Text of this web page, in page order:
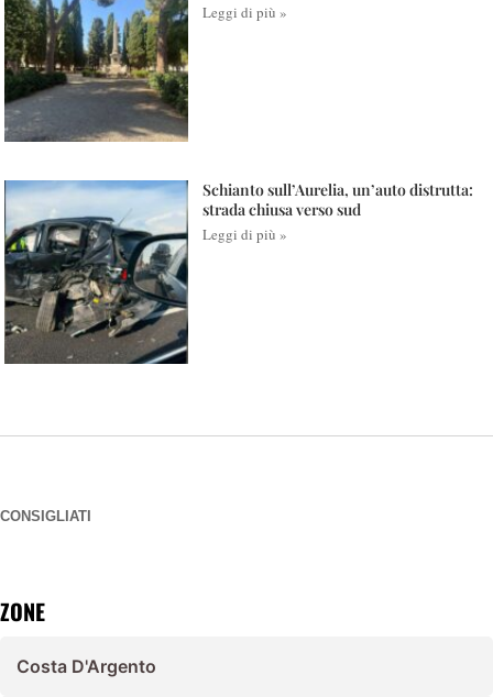
Leggi di più »
Schianto sull’Aurelia, un’auto distrutta:
strada chiusa verso sud
Leggi di più »
CONSIGLIATI
ZONE
Costa D'Argento